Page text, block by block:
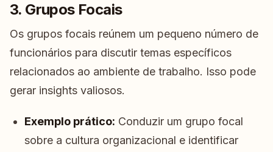
3. Grupos Focais
Os grupos focais reúnem um pequeno número de
funcionários para discutir temas específicos
relacionados ao ambiente de trabalho. Isso pode
gerar insights valiosos.
Exemplo prático: Conduzir um grupo focal
sobre a cultura organizacional e identificar